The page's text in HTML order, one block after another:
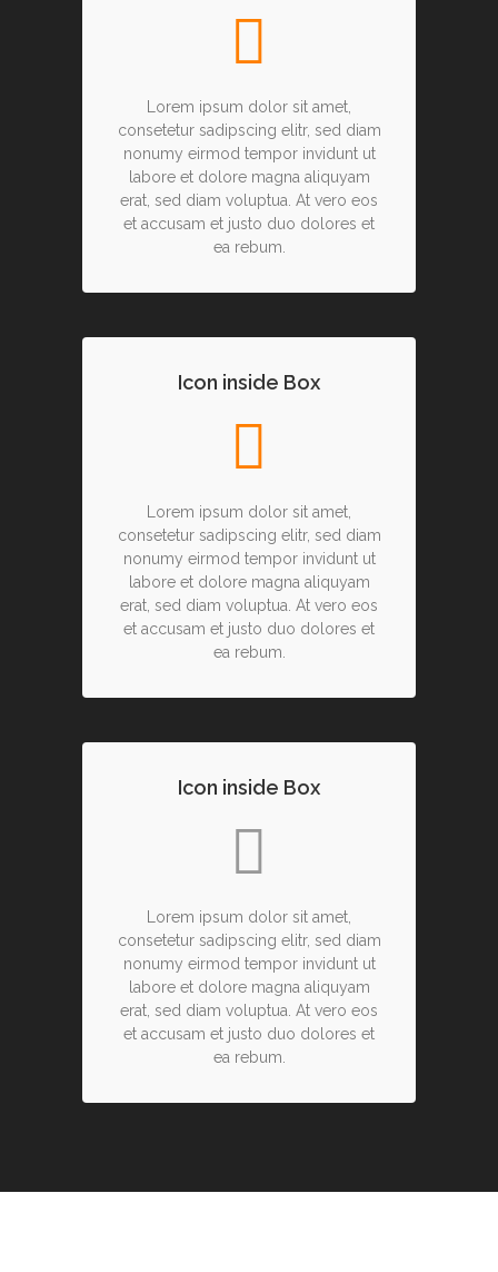
Lorem ipsum dolor sit amet,
consetetur sadipscing elitr, sed diam
nonumy eirmod tempor invidunt ut
labore et dolore magna aliquyam
erat, sed diam voluptua. At vero eos
et accusam et justo duo dolores et
ea rebum.
Icon inside Box
Lorem ipsum dolor sit amet,
consetetur sadipscing elitr, sed diam
nonumy eirmod tempor invidunt ut
labore et dolore magna aliquyam
erat, sed diam voluptua. At vero eos
et accusam et justo duo dolores et
ea rebum.
Icon inside Box
Lorem ipsum dolor sit amet,
consetetur sadipscing elitr, sed diam
nonumy eirmod tempor invidunt ut
labore et dolore magna aliquyam
erat, sed diam voluptua. At vero eos
et accusam et justo duo dolores et
ea rebum.